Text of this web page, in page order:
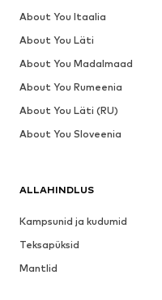
ALLAHINDLUS
Kampsunid ja kudumid
Teksapüksid
Mantlid
About You Itaalia
About You Läti
About You Madalmaad
About You Rumeenia
About You Läti (RU)
About You Sloveenia